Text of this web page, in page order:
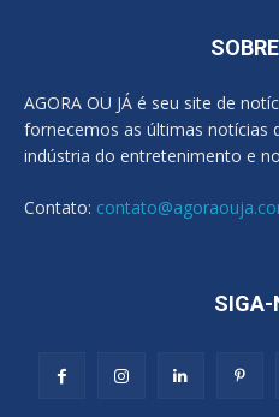
AGORA OU JÁ é seu site de
fornecemos as últimas notícias
indústria do entretenimento e
Contato:
SIGA-